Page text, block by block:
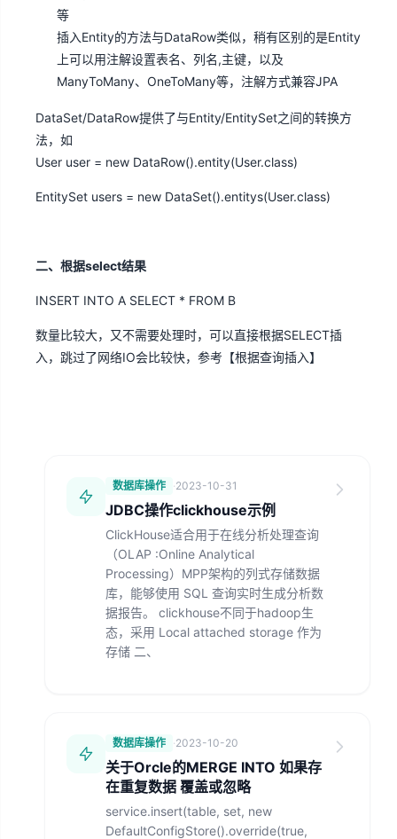
等
插入Entity的方法与DataRow类似，稍有区别的是Entity
上可以用注解设置表名、列名,主键，以及
ManyToMany、OneToMany等，注解方式兼容JPA
DataSet/DataRow提供了与Entity/EntitySet之间的转换方
法，如
User user = new DataRow().entity(User.class)
EntitySet users = new DataSet().entitys(User.class)
二、根据select结果
INSERT INTO A SELECT * FROM B
数量比较大，又不需要处理时，可以直接根据SELECT插
入，跳过了网络IO会比较快，参考【根据查询插入】
数据库操作 ·2023-10-31
JDBC操作clickhouse示例
ClickHouse适合用于在线分析处理查询
（OLAP :Online Analytical
Processing）MPP架构的列式存储数据
库，能够使用 SQL 查询实时生成分析数
据报告。 clickhouse不同于hadoop生
态，采用 Local attached storage 作为
存储 二、
数据库操作 ·2023-10-20
关于Orcle的MERGE INTO 如果存
在重复数据 覆盖或忽略
service.insert(table, set, new
DefaultConfigStore().override(true,